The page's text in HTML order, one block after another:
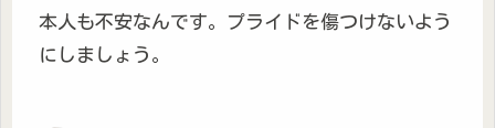
本人も不安なんです。プライドを傷つけないよう
にしましょう。